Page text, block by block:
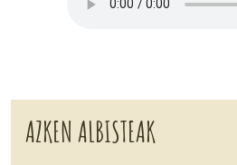
AZKEN ALBISTEAK